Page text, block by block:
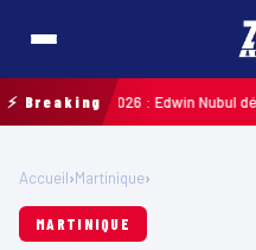
⚡ Breaking2026 : Edwin Nubul
Accueil›Martinique›
MARTINIQUE